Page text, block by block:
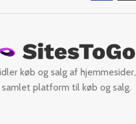
køb og salg af hjemmesider,
platform til køb og salg.